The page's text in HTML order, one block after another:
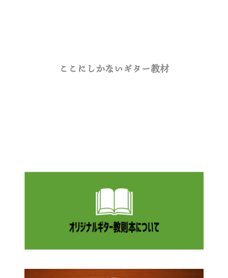
ここにしかないギター教材